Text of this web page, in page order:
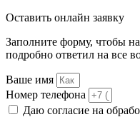
Оставить онлайн заявку
Заполните форму, чтобы
подробно ответил на все
Ваше имя
Номер телефона
Даю согласие на